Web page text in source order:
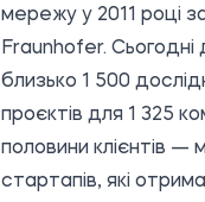
мережу у 2011 році
Fraunhofer. Сьогодні
близько 1 500
проєктів для 1 325
половини клієнтів —
стартапів, які